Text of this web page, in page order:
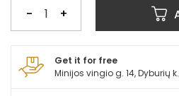
- +
Get it for free
Minijos vingio g. 14, Dyburių